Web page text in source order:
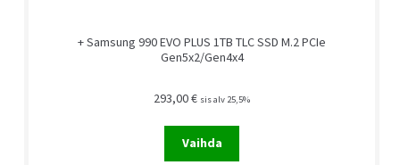
+ Samsung 990 EVO PLUS 1TB TLC SSD M.2 PCIe
Gen5x2/Gen4x4
293,00€ sis alv 25,5%
Vaihda